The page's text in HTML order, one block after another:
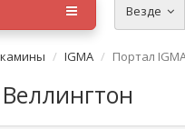
Везде
IGMA Портал